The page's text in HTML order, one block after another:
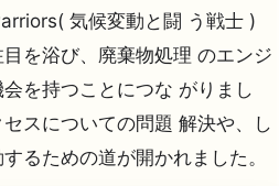
気候変動と闘 う戦士 )
を浴び、廃棄物処理 のエンジ
を持つことにつな がりまし
スについての問題 解決や、し
るための道が開かれました。